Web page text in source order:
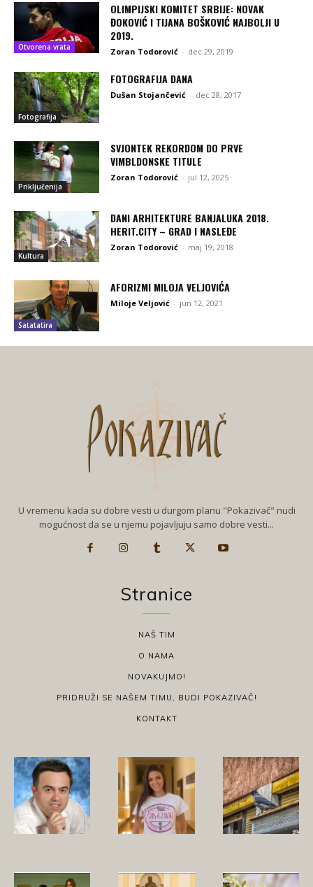
Otvorena vrata
OLIMPIJSKI KOMITET SRBIJE: NOVAK
ĐOKOVIĆ I TIJANA BOŠKOVIĆ NAJBOLJI U
2019.
Zoran Todorović - dec 29, 2019
Fotografija
FOTOGRAFIJA DANA
Dušan Stojančević - dec 28, 2017
Priključenija
SVJONTEK REKORDOM DO PRVE
VIMBLDONSKE TITULE
Zoran Todorović - jul 12, 2025
Kultura
DANI ARHITEKTURE BANJALUKA 2018.
HERIT.CITY – GRAD I NASLEĐE
Zoran Todorović - maj 19, 2018
Satatatira
AFORIZMI MILOJA VELJOVIĆA
Miloje Veljović - jun 12, 2021
U vremenu kada su dobre vesti u durgom planu "Pokazivač" nudi
mogućnost da se u njemu pojavljuju samo dobre vesti...
Stranice
NAŠ TIM
O NAMA
NOVAKUJMO!
PRIDRUŽI SE NAŠEM TIMU, BUDI POKAZIVAČ!
KONTAKT